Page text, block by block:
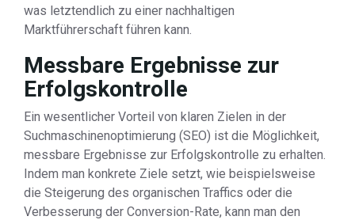
was letztendlich zu einer nachhaltigen
Marktführerschaft führen kann.
Messbare Ergebnisse zur
Erfolgskontrolle
Ein wesentlicher Vorteil von klaren Zielen in der
Suchmaschinenoptimierung (SEO) ist die Möglichkeit,
messbare Ergebnisse zur Erfolgskontrolle zu erhalten.
Indem man konkrete Ziele setzt, wie beispielsweise
die Steigerung des organischen Traffics oder die
Verbesserung der Conversion-Rate, kann man den